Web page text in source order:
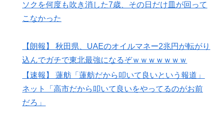
ソクを何度も吹き消した7歳、その日だけ皿が回って
こなかった
【朗報】 秋田県、UAEのオイルマネー2兆円が転がり
込んでガチで東北最強になるぞｗｗｗｗｗｗｗ
【速報】 蓮舫「蓮舫だから叩いて良いという報道」
ネット「高市だから叩いて良いをやってるのがお前
だろ」